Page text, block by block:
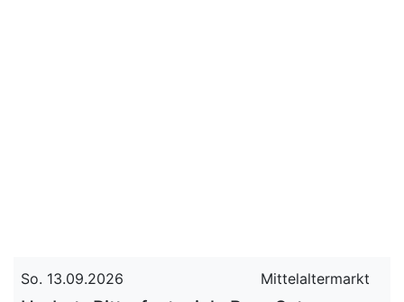
So. 13.09.2026 Mittelaltermarkt